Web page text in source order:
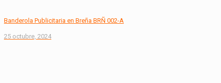
Banderola Publicitaria en Breña BRÑ 002-A
25 octubre, 2024